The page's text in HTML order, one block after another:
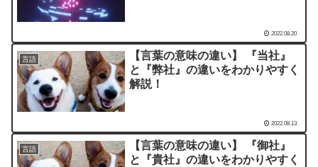
2022.08.20
言語
【言葉の意味の違い】 『当社』
と『弊社』の違いをわかりやすく
解説！
2022.08.13
言語
【言葉の意味の違い】 『御社』
と『貴社』の違いをわかりやすく